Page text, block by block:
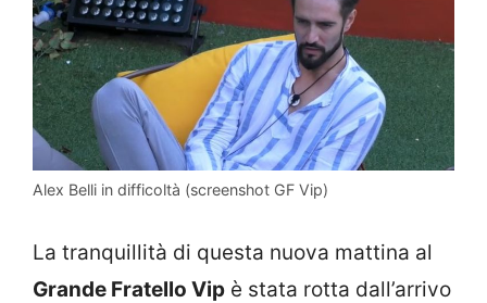
Alex Belli in difficoltà (screenshot GF Vip)
La tranquillità di questa nuova mattina al
Grande Fratello Vip è stata rotta dall’arrivo